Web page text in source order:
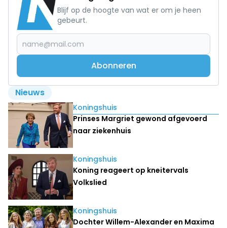
Blijf op de hoogte van wat er om je heen
gebeurt.
Abonneren
Nieuws
Lees ook
Koningshuis
Prinses Margriet gewond afgevoerd
naar ziekenhuis
Koningshuis
Koning reageert op kneitervals
Volkslied
Koningshuis
Dochter Willem-Alexander en Maxima